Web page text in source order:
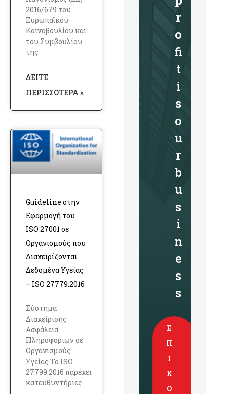
2016/679 του
Ευρωπαϊκού
Κοινοβουλίου και
του Συμβουλίου
της
ΔΕΊΤΕ
ΠΕΡΙΣΣΌΤΕΡΑ »
Guideline στην
Εφαρμογή του
ISO 27001 σε
Οργανισμούς που
Διαχειρίζονται
Δεδομένα Υγείας
– ISO 27779:2016
Σύστημα
Διαχείρισης
Ασφάλεια
Πληροφοριών σε
Οργανισμούς
Υγείας Το ISO
27799:2016 παρέχει
κατευθυντήριες
r
o
fi
t
i
s
o
u
r
b
u
s
i
n
e
s
s
Ε
Π
Ι
Κ
Ο